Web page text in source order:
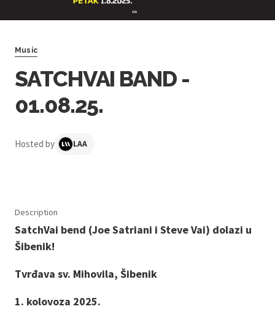
Music
SATCHVAI BAND -
01.08.25.
Hosted by LAA
Description
SatchVai bend (Joe Satriani i Steve Vai) dolazi u
Šibenik!
Tvrđava sv. Mihovila, Šibenik
1. kolovoza 2025.